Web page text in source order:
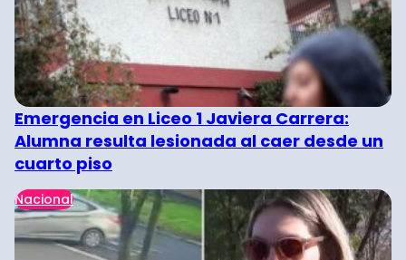
Emergencia en Liceo 1 Javiera Carrera:
Alumna resulta lesionada al caer desde un
cuarto piso
Nacional